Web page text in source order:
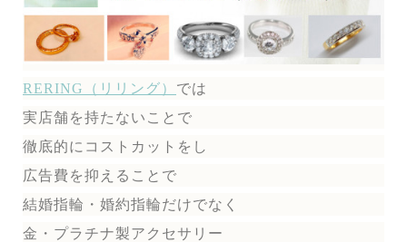
RERING（リリング） では
実店舗を持たないことで
徹底的にコストカットをし
広告費を抑えることで
結婚指輪・婚約指輪だけでなく
金・プラチナ製アクセサリー